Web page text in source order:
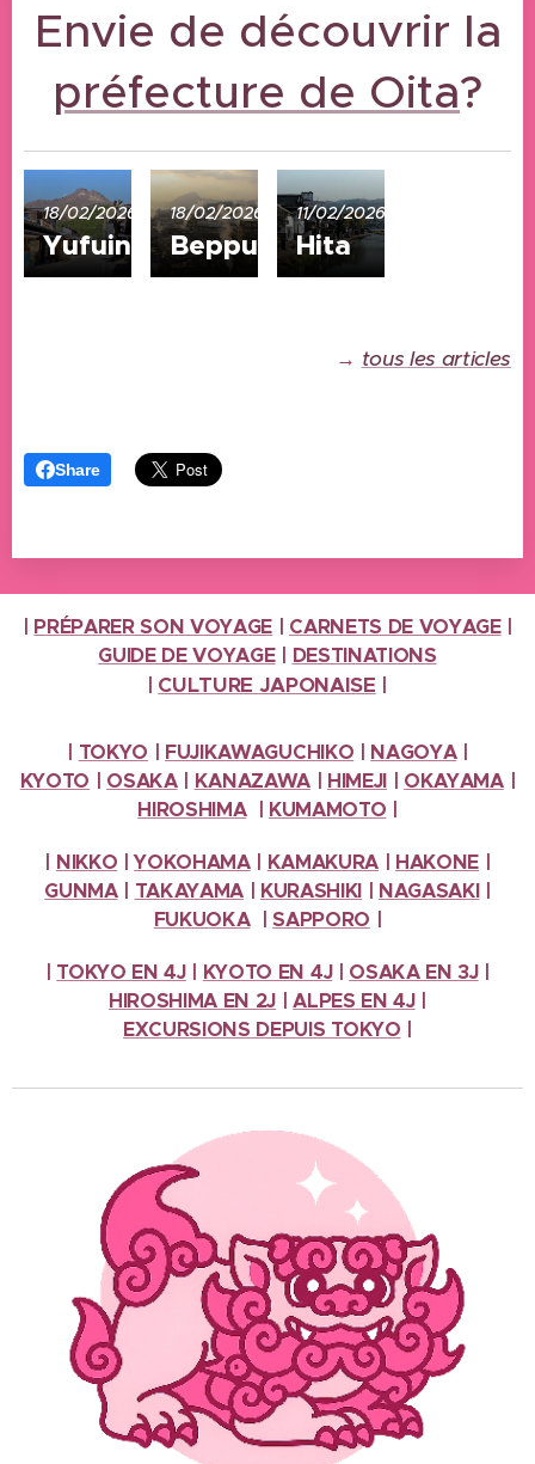
Envie de découvrir la
préfecture de Oita?
18/02/2026
Yufuin
18/02/2026
Beppu
11/02/2026
Hita
→ tous les articles
Share
PRÉPARER SON VOYAGE CARNETS DE VOYAGE|
GUIDE DE VOYAGE| DESTINATIONS
CULTURE JAPONAISE |
TOKYO FUJIKAWAGUCHIKO NAGOYA|
KYOTO
OSAKA| KANAZAWA HIMEJI OKAYAMA|
HIROSHIMA| KUMAMOTO
NIKKO |YOKOHAMA| KAMAKURA HAKONE
GUNMA| TAKAYAMA| KURASHIKI NAGASAKI|
FUKUOKA|SAPPORO
TOKYO EN 4J KYOTO EN 4J OSAKA EN 3J
HIROSHIMA EN 2J
|ALPES EN 4J
EXCURSIONS DEPUIS TOKYO